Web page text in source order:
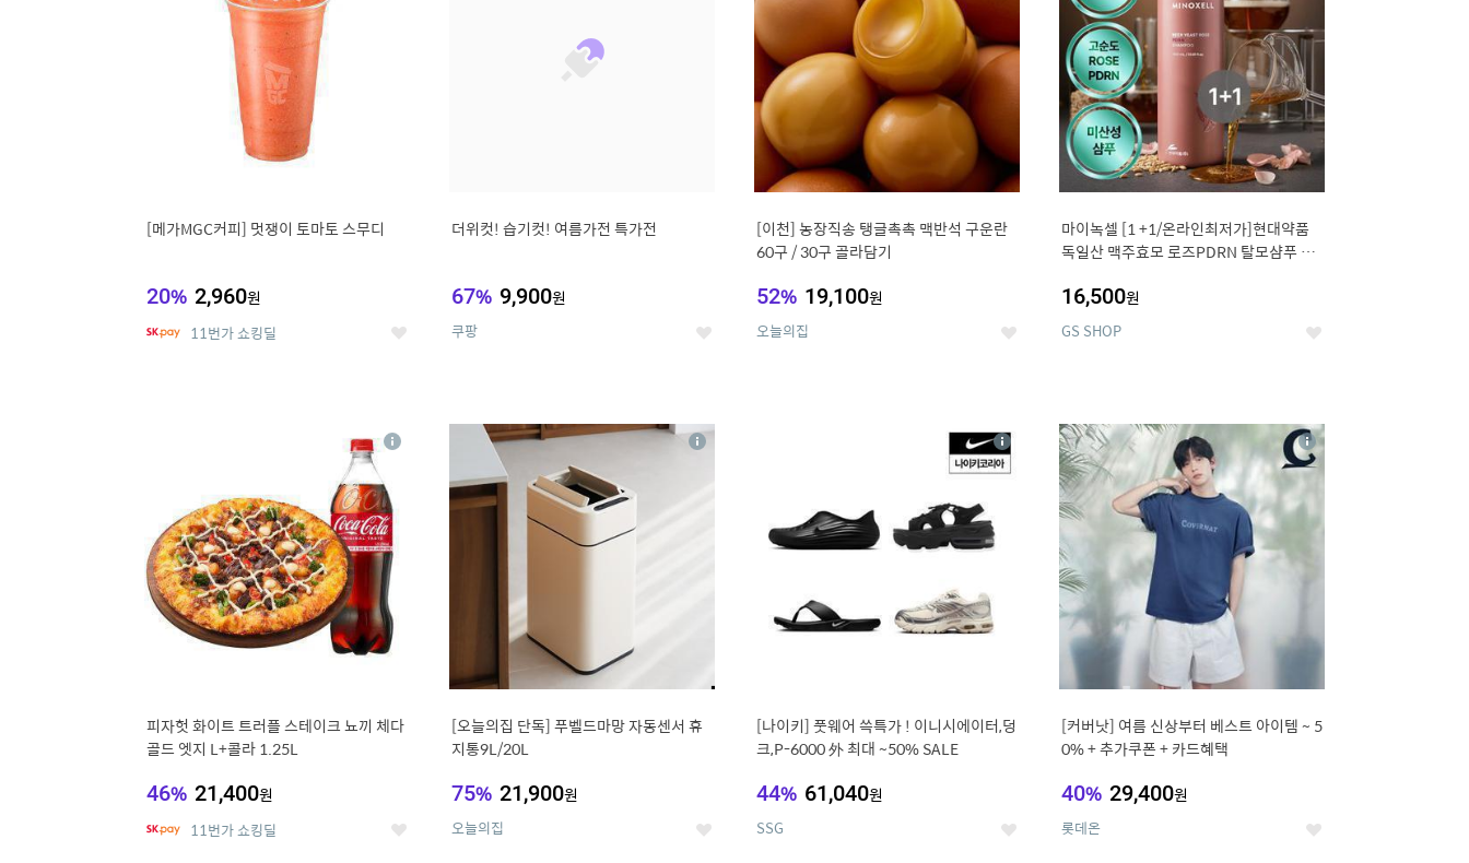
[메가MGC커피] 멋쟁이 토마토 스무디
20% 2,960원
11번가 쇼킹딜 좋
더위컷! 습기컷! 여름가전 특가전
67% 9,900원
쿠팡 좋
[이천] 농장직송 탱글촉촉 맥반석 구운란
60구 / 30구 골라담기
52% 19,100원
오늘의집 좋
마이녹셀 [1 +1/온라인최저가]현대약품
독일산 맥주효모 로즈PDRN 탈모샴푸 대
16,500원
GS SHOP 좋
피자헛 화이트 트러플 스테이크 뇨끼 체다
골드 엣지 L+콜라 1.25L
46% 21,400원
11번가 쇼킹딜 좋
상
14
[오늘의집 단독] 푸벨드마망 자동센서 휴
지통9L/20L
75% 21,900원
오늘의집 좋
상
[나이키] 풋웨어 쓱특가 ! 이니시에이터,덩
크,P-6000 外 최대 ~50% SALE
44% 61,040원
SSG 좋
상
세
16
[커버낫] 여름 신상부터 베스트 아이템 ~ 5
0% + 추가쿠폰 + 카드혜택
40% 29,400원
롯데온 좋
상
세